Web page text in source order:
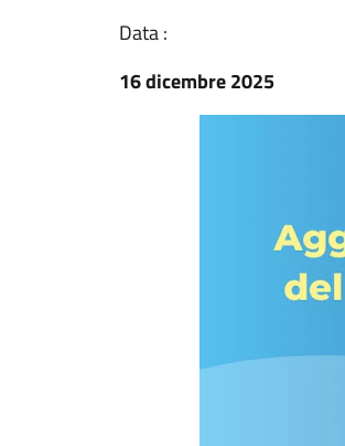
Data :
16 dicembre 2025